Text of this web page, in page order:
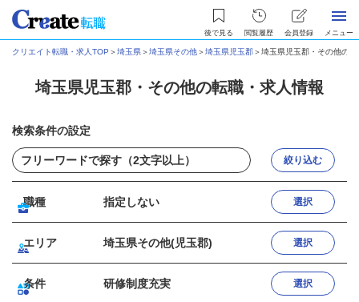
後で見る 閲覧履歴 会員登録 メニュー
クリエイト転職・求人TOP ＞埼玉県＞埼玉県その他＞埼玉県児玉郡＞埼玉県児玉郡・その他の
埼玉県児玉郡・その他の転職・求人情報
検索条件の設定
絞り込む
職種 指定しない 選択
エリア 埼玉県その他(児玉郡) 選択
条件 研修制度充実 選択